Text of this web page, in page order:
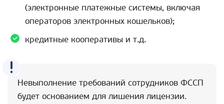
(электронные платежные системы, включая
операторов электронных кошельков);
кредитные кооперативы и т.д.
Невыполнение требований сотрудников ФССП
будет основанием для лишения лицензии.